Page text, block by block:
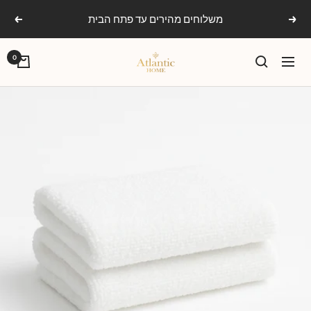
content
הקודם משלוחים מהירים עד פתח הבית הבא
ניווט
אטלנטיק
0